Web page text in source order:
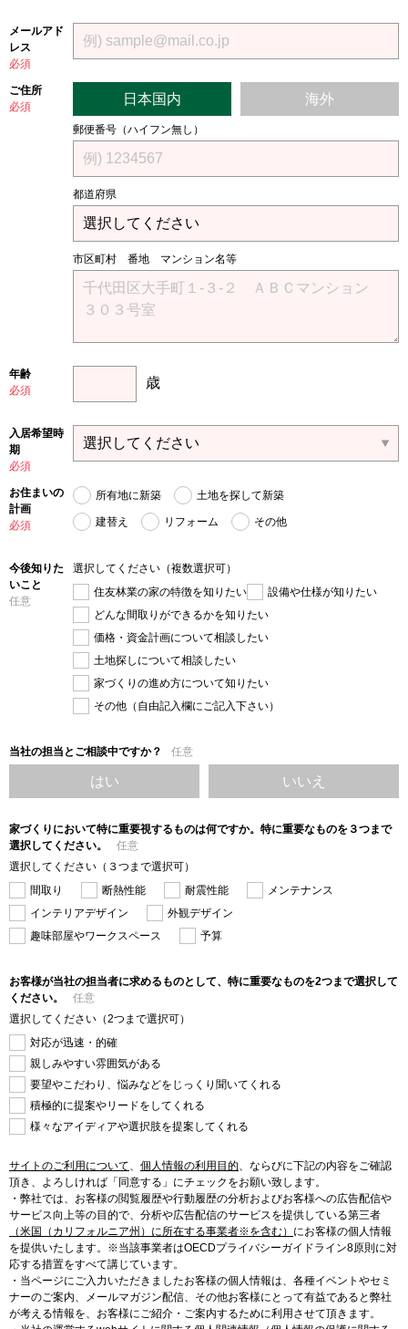
メールアド
レス
必須
ご住所
必須
日本国内 海外
郵便番号（ハイフン無し）
都道府県
市区町村 番地 マンション名等
年齢
必須
歳
入居希望時
期
必須
お住まいの
計画
必須
所有地に新築 土地を探して新築
建替え リフォーム その他
今後知りた
いこと
任意
選択してください（複数選択可）
住友林業の家の特徴を知りたい
設備や仕様が知りたい
どんな間取りができるかを知りたい
価格・資金計画について相談したい
土地探しについて相談したい
家づくりの進め方について知りたい
その他（自由記入欄にご記入下さい）
当社の担当とご相談中ですか？ 任意
はい いいえ
家づくりにおいて特に重要視するものは何ですか。特に重要なものを３つまで
選択してください。
任意
選択してください（３つまで選択可）
間取り
断熱性能 耐震性能
メンテナンス
インテリアデザイン
外観デザイン
趣味部屋やワークスペース
予算
お客様が当社の担当者に求めるものとして、特に重要なものを2つまで選択して
ください。
任意
選択してください（2つまで選択可）
対応が迅速・的確
親しみやすい雰囲気がある
要望やこだわり、悩みなどをじっくり聞いてくれる
積極的に提案やリードをしてくれる
様々なアイディアや選択肢を提案してくれる
サイトのご利用について、 個人情報の利用目的、 ならびに下記の内容をご確認
頂き、よろしければ「同意する」にチェックをお願い致します。
・弊社では、お客様の閲覧履歴や行動履歴の分析およびお客様への広告配信や
サービス向上等の目的で、分析や広告配信のサービスを提供している第三者
（米国（カリフォルニア州）に所在する事業者※を含む） にお客様の個人情報
を提供いたします。※当該事業者はOECDプライバシーガイドライン8原則に対
応する措置をすべて講じています。
・当ページにご入力いただきましたお客様の個人情報は、各種イベントやセミ
ナーのご案内、メールマガジン配信、その他お客様にとって有益であると弊社
が考える情報を、お客様にご紹介・ご案内するために利用させて頂きます。